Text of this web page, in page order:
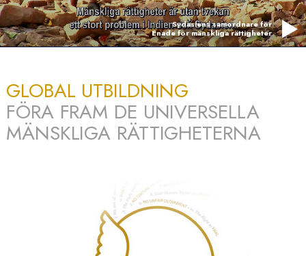
Sydasiens samordnare för
Enade för mänskliga rättigheter
GLOBAL UTBILDNING
FÖRA FRAM DE UNIVERSELLA
MÄNSKLIGA RÄTTIGHETERNA